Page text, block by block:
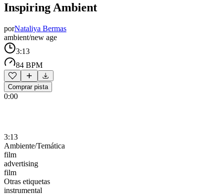
Inspiring Ambient
porNataliya Bermas
ambient/new age
3:13
84 BPM
Comprar pista
0:00
3:13
Ambiente/Temática
film
advertising
film
Otras etiquetas
instrumental